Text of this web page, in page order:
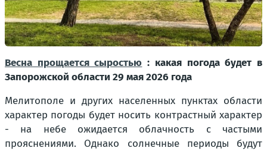
Весна прощается сыростью : какая погода будет в
Запорожской области 29 мая 2026 года
Мелитополе и других населенных пунктах области
характер погоды будет носить контрастный характер
- на небе ожидается облачность с частыми
прояснениями. Однако солнечные периоды будут